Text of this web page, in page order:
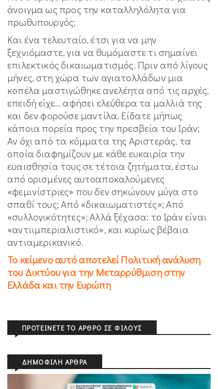
άνοιγμα ως προς την καταλληλόλητα για
πρωθυπουργός;
Και ένα τελευταίο, έτσι για να μην
ξεχνιόμαστε, για να θυμόμαστε τι σημαίνει
επιλεκτικός δικαιωματισμός. Πριν από λίγους
μήνες, στη χώρα των αγιατολλάδων μια
κοπέλα μαστιγώθηκε ανελέητα από τις αρχές,
επειδή είχε… αφήσει ελεύθερα τα μαλλιά της
και δεν φορούσε μαντίλα. Είδατε μήπως
κάποια πορεία προς την πρεσβεία του Ιράν;
Αν όχι από τα κόμματα της Αριστεράς, τα
οποία διαφημίζουν με κάθε ευκαιρία την
ευαισθησία τους σε τέτοια ζητήματα, έστω
από ορισμένες αυτοαποκαλούμενες
«φεμινίστριες» που δεν σηκώνουν μύγα στο
σπαθί τους; Από «δικαιωματιστές»; Από
«συλλογικότητες»; Αλλά ξέχασα: το Ιράν είναι
«αντιιμπεριαλιστικό», και κυρίως βέβαια
αντιαμερικανικό.
Το κείμενο αυτό αποτελεί Πολιτική ανάλυση
του Δικτύου για την Μεταρρύθμιση στην
Ελλάδα και την Ευρώπη
ΠΡΟΤΕΊΝΕΤΕ ΤΟ ΆΡΘΡΟ ΣΕ ΦΊΛΟΥΣ
ΔΗΜΟΦΙΛΉ ΆΡΘΡΑ